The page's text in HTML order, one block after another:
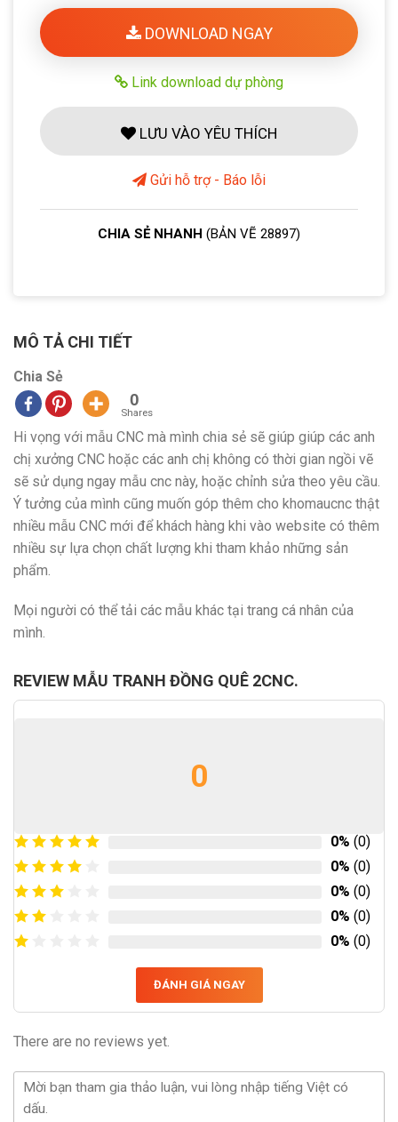
DOWNLOAD NGAY
Link download dự phòng
LƯU VÀO YÊU THÍCH
Gửi hỗ trợ - Báo lỗi
CHIA SẺ NHANH (BẢN VẼ 28897)
MÔ TẢ CHI TIẾT
Chia Sẻ
0
Shares
Hi vọng với mẫu CNC mà mình chia sẻ sẽ giúp giúp các anh
chị xưởng CNC hoặc các anh chị không có thời gian ngồi vẽ
sẽ sử dụng ngay mẫu cnc này, hoặc chỉnh sửa theo yêu cầu.
Ý tưởng của mình cũng muốn góp thêm cho khomaucnc thật
nhiều mẫu CNC mới để khách hàng khi vào website có thêm
nhiều sự lựa chọn chất lượng khi tham khảo những sản
phẩm.
Mọi người có thể tải các mẫu khác tại trang cá nhân của
mình.
REVIEW MẪU TRANH ĐỒNG QUÊ 2CNC.
0
0% (0)
0% (0)
0% (0)
0% (0)
0% (0)
ĐÁNH GIÁ NGAY
There are no reviews yet.